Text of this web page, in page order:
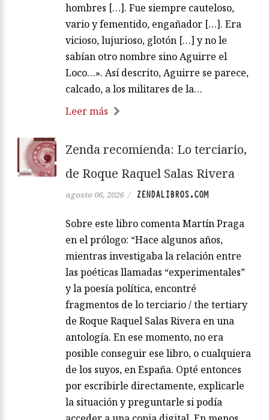
hombres […]. Fue siempre cauteloso,
vario y fementido, engañador […]. Era
vicioso, lujurioso, glotón […] y no le
sabían otro nombre sino Aguirre el
Loco…». Así descrito, Aguirre se parece,
calcado, a los militares de la…
Leer más
Zenda recomienda: Lo terciario,
de Roque Raquel Salas Rivera
agosto 06, 2026 / ZENDALIBROS.COM
Sobre este libro comenta Martín Praga
en el prólogo: “Hace algunos años,
mientras investigaba la relación entre
las poéticas llamadas “experimentales”
y la poesía política, encontré
fragmentos de lo terciario / the tertiary
de Roque Raquel Salas Rivera en una
antología. En ese momento, no era
posible conseguir ese libro, o cualquiera
de los suyos, en España. Opté entonces
por escribirle directamente, explicarle
la situación y preguntarle si podía